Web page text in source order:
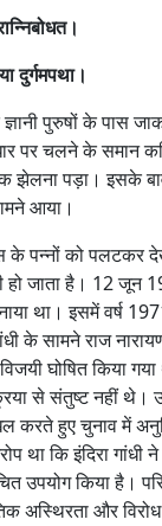
दुर्गमपथा।
पुरुषों के पास
धार पर चलने के
झेलना पड़ा। इसके
आया।
पन्नों को पलटकर
हो जाता है। 12 जून
था। इसमें वर्ष
के सामने राज
घोषित किया
से संतुष्ट नहीं थे।
करते हुए चुनाव में
था कि इंदिरा गांधी
उपयोग किया है।
अस्थिरता और